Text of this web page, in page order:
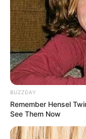
BUZZDAY
Remember Hensel
See Them Now